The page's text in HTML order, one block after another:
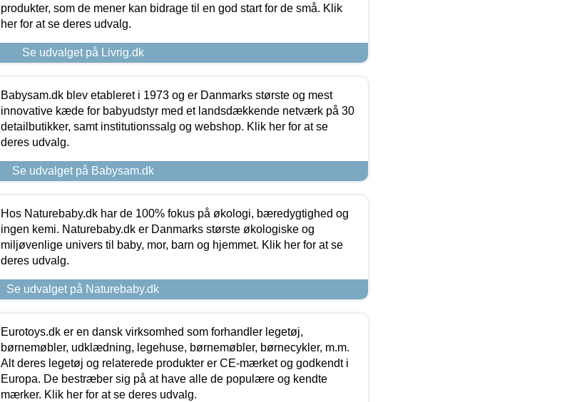
produkter, som de mener kan bidrage til en god start for de små. Klik
her for at se deres udvalg.
Se udvalget på Livrig.dk
Babysam.dk blev etableret i 1973 og er Danmarks største og mest
innovative kæde for babyudstyr med et landsdækkende netværk på 30
detailbutikker, samt institutionssalg og webshop. Klik her for at se
deres udvalg.
Se udvalget på Babysam.dk
Hos Naturebaby.dk har de 100% fokus på økologi, bæredygtighed og
ingen kemi. Naturebaby.dk er Danmarks største økologiske og
miljøvenlige univers til baby, mor, barn og hjemmet. Klik her for at se
deres udvalg.
Se udvalget på Naturebaby.dk
Eurotoys.dk er en dansk virksomhed som forhandler legetøj,
børnemøbler, udklædning, legehuse, børnemøbler, børnecykler, m.m.
Alt deres legetøj og relaterede produkter er CE-mærket og godkendt i
Europa. De bestræber sig på at have alle de populære og kendte
mærker. Klik her for at se deres udvalg.